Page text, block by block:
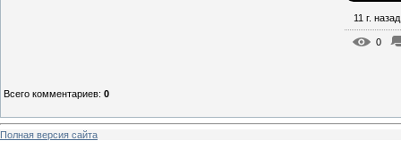
11 г. назад
0
Всего комментариев: 0
Полная версия сайта